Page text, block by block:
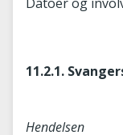
11.2.1.
Hendelsen